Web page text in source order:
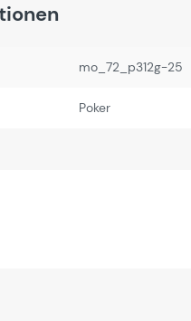
mo_72_p312g-25
Poker